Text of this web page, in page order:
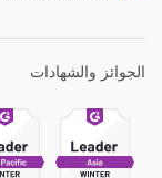
الجوائز والشهادات